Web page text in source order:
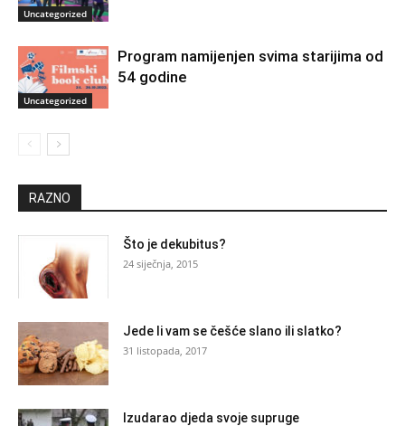
Uncategorized
Uncategorized
Program namijenjen svima starijima od
54 godine
RAZNO
Što je dekubitus?
24 siječnja, 2015
Jede li vam se češće slano ili slatko?
31 listopada, 2017
Izudarao djeda svoje supruge